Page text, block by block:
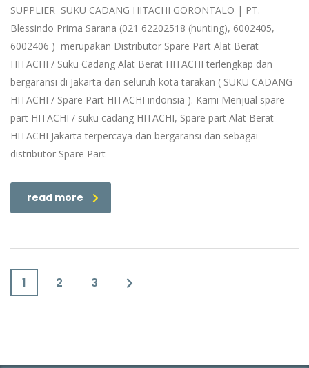
SUPPLIER SUKU CADANG HITACHI GORONTALO | PT.
Blessindo Prima Sarana (021 62202518 (hunting), 6002405,
6002406 ) merupakan Distributor Spare Part Alat Berat
HITACHI / Suku Cadang Alat Berat HITACHI terlengkap dan
bergaransi di Jakarta dan seluruh kota tarakan ( SUKU CADANG
HITACHI / Spare Part HITACHI indonsia ). Kami Menjual spare
part HITACHI / suku cadang HITACHI, Spare part Alat Berat
HITACHI Jakarta terpercaya dan bergaransi dan sebagai
distributor Spare Part
read more
1 2 3